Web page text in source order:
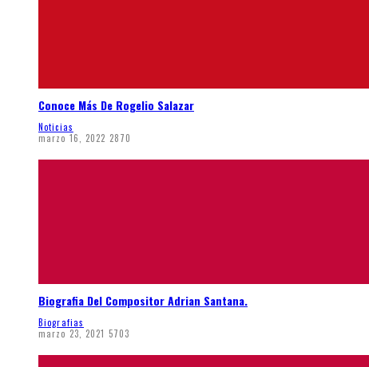
Conoce Más De Rogelio Salazar
Noticias
marzo 16, 2022 2870
Biografia Del Compositor Adrian Santana.
Biografias
marzo 23, 2021 5703